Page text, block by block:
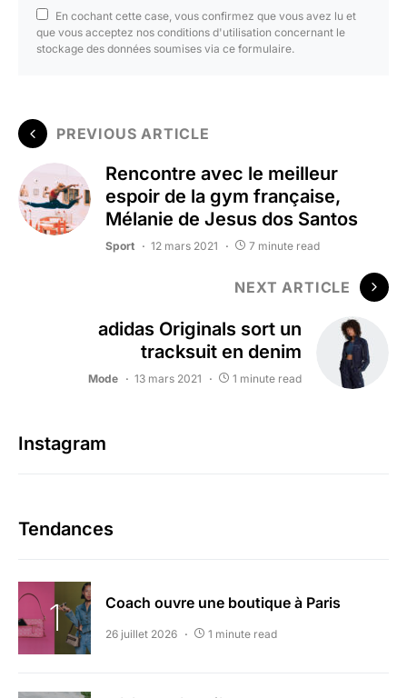
En cochant cette case, vous confirmez que vous avez lu et
que vous acceptez nos conditions d'utilisation concernant le
stockage des données soumises via ce formulaire.
PREVIOUS ARTICLE
Rencontre avec le meilleur
espoir de la gym française,
Mélanie de Jesus dos Santos
Sport 12 mars 2021 7 minute read
NEXT ARTICLE
adidas Originals sort un
tracksuit en denim
Mode 13 mars 2021 1 minute read
Instagram
Tendances
Coach ouvre une boutique à Paris
26 juillet 2026 1 minute read